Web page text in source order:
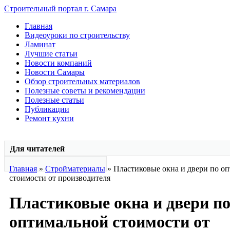
Строительный портал г. Самара
Главная
Видеоуроки по строительству
Ламинат
Лучшие статьи
Новости компаний
Новости Самары
Обзор строительных материалов
Полезные советы и рекомендации
Полезные статьи
Публикации
Ремонт кухни
Для читателей
Главная » Стройматериалы » Пластиковые окна и двери по
стоимости от производителя
Пластиковые окна и двери по
оптимальной стоимости от